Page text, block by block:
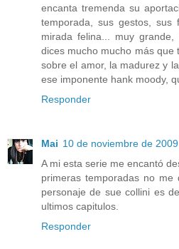
encanta tremenda su
temporada, sus gestos, sus
mirada felina... muy
dices mucho mucho más que
sobre el amor, la madurez y
ese imponente hank moody,
Responder
Mai 10 de noviembre de
A mi esta serie me encantó
primeras temporadas no
personaje de sue collini es
ultimos capitulos.
Responder